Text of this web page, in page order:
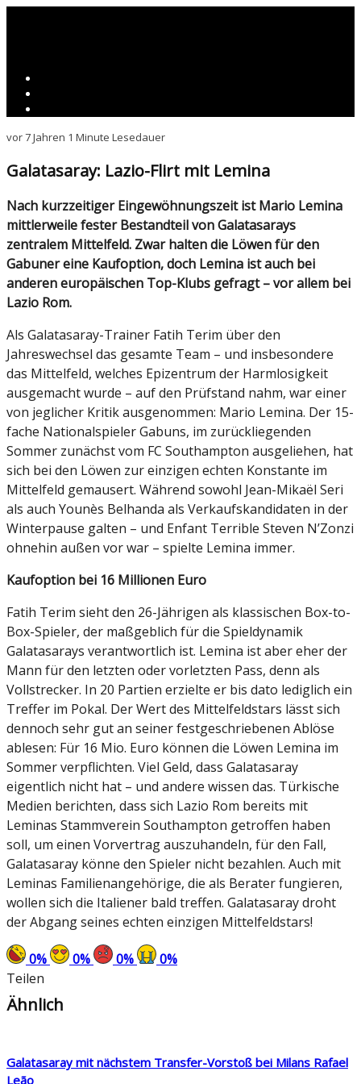
vor 7 Jahren 1 Minute Lesedauer
Galatasaray: Lazio-Flirt mit Lemina
Nach kurzzeitiger Eingewöhnungszeit ist Mario Lemina
mittlerweile fester Bestandteil von Galatasarays
zentralem Mittelfeld. Zwar halten die Löwen für den
Gabuner eine Kaufoption, doch Lemina ist auch bei
anderen europäischen Top-Klubs gefragt – vor allem bei
Lazio Rom.
Als Galatasaray-Trainer Fatih Terim über den
Jahreswechsel das gesamte Team – und insbesondere
das Mittelfeld, welches Epizentrum der Harmlosigkeit
ausgemacht wurde – auf den Prüfstand nahm, war einer
von jeglicher Kritik ausgenommen: Mario Lemina. Der 15-
fache Nationalspieler Gabuns, im zurückliegenden
Sommer zunächst vom FC Southampton ausgeliehen, hat
sich bei den Löwen zur einzigen echten Konstante im
Mittelfeld gemausert. Während sowohl Jean-Mikaël Seri
als auch Younès Belhanda als Verkaufskandidaten in der
Winterpause galten – und Enfant Terrible Steven N’Zonzi
ohnehin außen vor war – spielte Lemina immer.
Kaufoption bei 16 Millionen Euro
Fatih Terim sieht den 26-Jährigen als klassischen Box-to-
Box-Spieler, der maßgeblich für die Spieldynamik
Galatasarays verantwortlich ist. Lemina ist aber eher der
Mann für den letzten oder vorletzten Pass, denn als
Vollstrecker. In 20 Partien erzielte er bis dato lediglich ein
Treffer im Pokal. Der Wert des Mittelfeldstars lässt sich
dennoch sehr gut an seiner festgeschriebenen Ablöse
ablesen: Für 16 Mio. Euro können die Löwen Lemina im
Sommer verpflichten. Viel Geld, dass Galatasaray
eigentlich nicht hat – und andere wissen das. Türkische
Medien berichten, dass sich Lazio Rom bereits mit
Leminas Stammverein Southampton getroffen haben
soll, um einen Vorvertrag auszuhandeln, für den Fall,
Galatasaray könne den Spieler nicht bezahlen. Auch mit
Leminas Familienangehörige, die als Berater fungieren,
wollen sich die Italiener bald treffen. Galatasaray droht
der Abgang seines echten einzigen Mittelfeldstars!
0% 0% 0% 0%
Teilen
Ähnlich
Galatasaray mit nächstem Transfer-Vorstoß bei Milans Rafael
Leão